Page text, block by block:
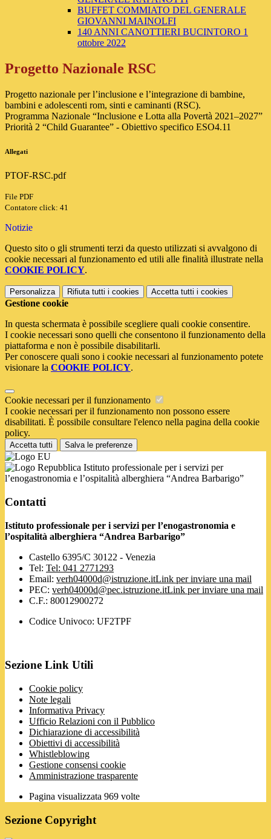
BUFFET COMMIATO DEL GENERALE
GIOVANNI MAINOLFI
140 ANNI CANOTTIERI BUCINTORO 1
ottobre 2022
Progetto Nazionale RSC
Progetto nazionale per l’inclusione e l’integrazione di bambine,
bambini e adolescenti rom, sinti e caminanti (RSC).
Programma Nazionale “Inclusione e Lotta alla Povertà 2021–2027”
Priorità 2 “Child Guarantee” - Obiettivo specifico ESO4.11
Allegati
PTOF-RSC.pdf
File PDF
Contatore click: 41
Notizie
Questo sito o gli strumenti terzi da questo utilizzati si avvalgono di
cookie necessari al funzionamento ed utili alle finalità illustrate nella
COOKIE POLICY.
Personalizza Rifiuta tutti i cookies Accetta tutti i cookies
Gestione cookie
In questa schermata è possibile scegliere quali cookie consentire.
I cookie necessari sono quelli che consentono il funzionamento della
piattaforma e non è possibile disabilitarli.
Per conoscere quali sono i cookie necessari al funzionamento potete
visionare la COOKIE POLICY.
Cookie necessari per il funzionamento
I cookie necessari per il funzionamento non possono essere
disabilitati. È possibile consultare l'elenco nella pagina della cookie
policy.
Accetta tutti Salva le preferenze
Istituto professionale per i servizi per
l’enogastronomia e l’ospitalità alberghiera “Andrea Barbarigo”
Contatti
Istituto professionale per i servizi per l’enogastronomia e
l’ospitalità alberghiera “Andrea Barbarigo”
Castello 6395/C 30122 - Venezia
Tel: Tel: 041 2771293
Email: verh04000d@istruzione.itLink per inviare una mail
PEC: verh04000d@pec.istruzione.itLink per inviare una mail
C.F.: 80012900272
Codice Univoco: UF2TPF
Sezione Link Utili
Cookie policy
Note legali
Informativa Privacy
Ufficio Relazioni con il Pubblico
Dichiarazione di accessibilità
Obiettivi di accessibilità
Whistleblowing
Gestione consensi cookie
Amministrazione trasparente
Pagina visualizzata 969 volte
Sezione Copyright